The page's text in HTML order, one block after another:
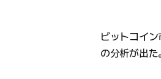
ビットコイ
の分析が出た